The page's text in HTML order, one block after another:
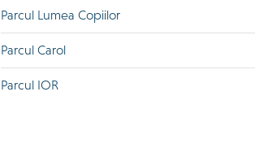
Parcul Lumea Copiilor
Parcul Carol
Parcul IOR